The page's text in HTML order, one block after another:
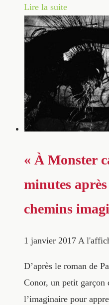
Lire la suite
« À Monster
minutes
chemins
1 janvier 2017 A
D’après le roman de
Conor, un petit garçon
l’imaginaire pour